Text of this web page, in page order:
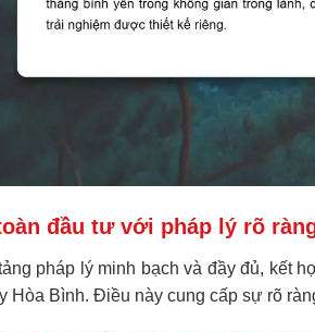
đầu tư với pháp lý rõ
pháp lý minh bạch và đầy đủ, kết
Hòa Bình. Điều này cung cấp sự rõ